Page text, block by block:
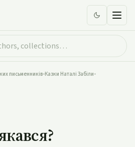
письменників•Казки Наталі Забіли•